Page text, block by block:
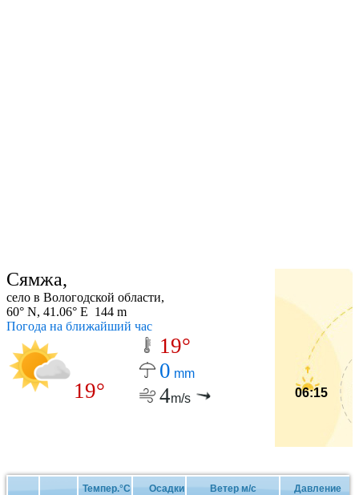
Сямжа,
село в Вологодской области,
60° N, 41.06° E 144 m
Погода на ближайший час
19°
19°
0 mm
4m/s 06:15
Темпер.°C Осадки Ветер м/с Давление